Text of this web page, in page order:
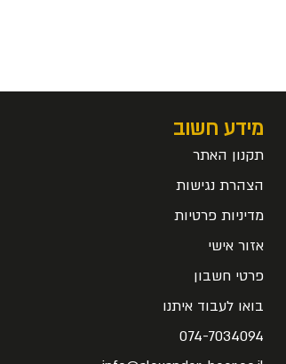
מידע חשוב
תקנון האתר
הצהרת נגישות
מדיניות פרטיות
אזור אישי
פרטי חשבון
בואו לעבוד איתנו
074-7034094